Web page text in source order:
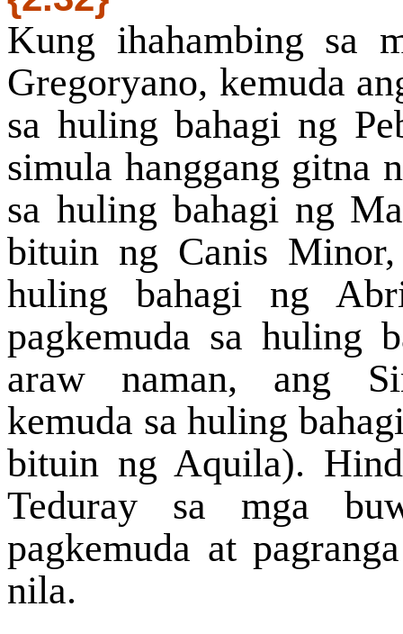
Kung ihahambing sa
Gregoryano, kemuda
sa huling bahagi ng
simula hanggang gitna
sa huling bahagi ng
bituin ng Canis
huling bahagi ng
pagkemuda sa huling
araw naman, ang
kemuda sa huling
bituin ng Aquila).
Teduray sa mga
pagkemuda at
nila.